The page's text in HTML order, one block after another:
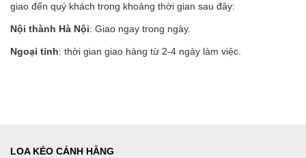
giao đến quý khách trong khoảng thời gian sau đây:
Nội thành Hà Nội: Giao ngay trong ngày.
Ngoại tỉnh: thời gian giao hàng từ 2-4 ngày làm việc.
LOA KÉO CẢNH HẰNG